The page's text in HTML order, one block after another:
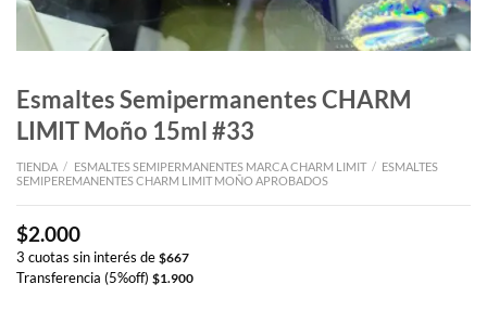
Esmaltes Semipermanentes CHARM
LIMIT Moño 15ml #33
TIENDA / ESMALTES SEMIPERMANENTES MARCA CHARM LIMIT / ESMALTES
SEMIPEREMANENTES CHARM LIMIT MOÑO APROBADOS
$2.000
3 cuotas sin interés de $667
Transferencia (5%off) $1.900